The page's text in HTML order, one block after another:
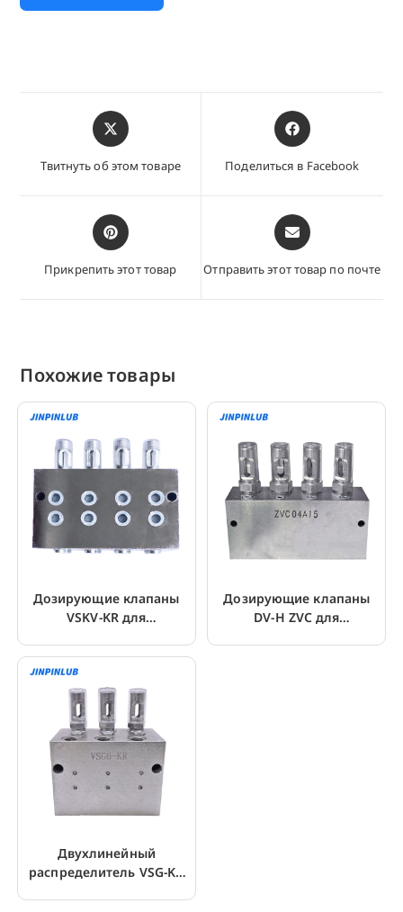
Открывается
в
окне
Твитнуть об этом товаре
Открывается
в
окне
Поделиться в Facebook
Открывается
в
окне
Прикрепить этот товар
Открывается
в
окне
Отправить этот товар по почте
Похожие товары
Дозирующие клапаны
VSKV-KR для
систем смазки
Дозирующие клапаны
DV-H ZVC для
Двухлинейный
распределитель VSG-KR